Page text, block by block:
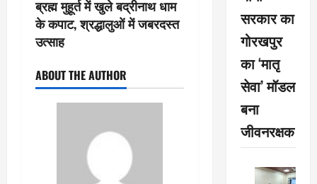
ब्रह्म मुहूर्त में खुले बद्रीनाथ धाम
के कपाट, श्रद्धालुओं में जबरदस्त
उत्साह
ABOUT THE AUTHOR
सरकार का
गोरखपुर
का ‘मातृ
सेवा’ मॉडल
बना
जीवनरक्षक